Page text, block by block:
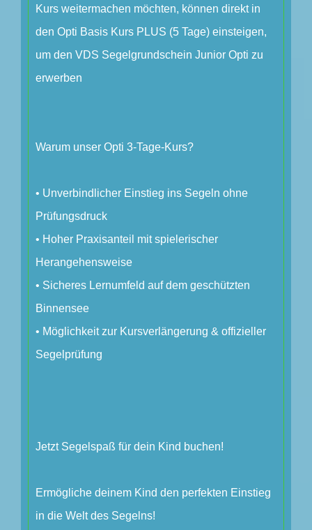
Kurs weitermachen möchten, können direkt in
den Opti Basis Kurs PLUS (5 Tage) einsteigen,
um den VDS Segelgrundschein Junior Opti zu
erwerben
Warum unser Opti 3-Tage-Kurs?
• Unverbindlicher Einstieg ins Segeln ohne
Prüfungsdruck
• Hoher Praxisanteil mit spielerischer
Herangehensweise
• Sicheres Lernumfeld auf dem geschützten
Binnensee
• Möglichkeit zur Kursverlängerung & offizieller
Segelprüfung
Jetzt Segelspaß für dein Kind buchen!
Ermögliche deinem Kind den perfekten Einstieg
in die Welt des Segelns!